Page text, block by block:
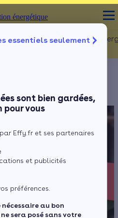
essentiels seulement
sont bien gardées,
pour vous
Effy.fr et ses partenaires
et publicités
préférences.
au bon
sera posé sans votre
nous Presse
énergétique Rénovation
Murs
Fenêtres
Sols
énergétique